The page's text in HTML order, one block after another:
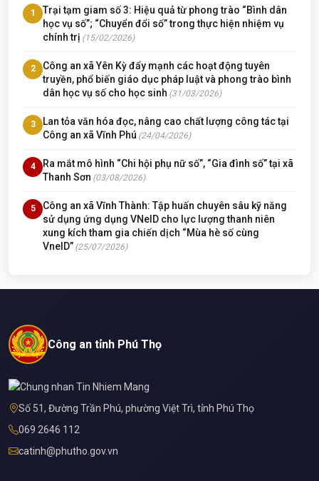
1
Trại tạm giam số 3: Hiệu quả từ phong trào “Bình dân
học vụ số”; “Chuyển đổi số” trong thực hiện nhiệm vụ
chính trị (15/02/2026)
2
Công an xã Yên Kỳ đẩy mạnh các hoạt động tuyên
truyền, phổ biến giáo dục pháp luật và phong trào bình
dân học vụ số cho học sinh (31/03/2026)
3
Lan tỏa văn hóa đọc, nâng cao chất lượng công tác tại
Công an xã Vĩnh Phú (24/04/2026)
4
Ra mắt mô hình “Chi hội phụ nữ số”, “Gia đình số” tại xã
Thanh Sơn (03/08/2026)
5
Công an xã Vĩnh Thành: Tập huấn chuyên sâu kỹ năng
sử dụng ứng dụng VNeID cho lực lượng thanh niên
xung kích tham gia chiến dịch “Mùa hè số cùng
VneID” (25/07/2026)
Công an tỉnh Phú Thọ
Số 51, Đường Trần Phú, phường Việt Trì, tỉnh Phú Thọ
069 2646 112
catinh@phutho.gov.vn